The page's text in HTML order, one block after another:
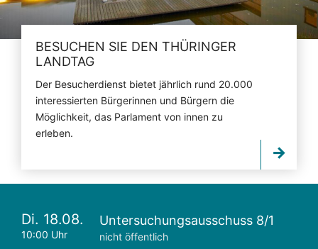
BESUCHEN SIE DEN THÜRINGER
LANDTAG
Der Besucherdienst bietet jährlich rund 20.000
interessierten Bürgerinnen und Bürgern die
Möglichkeit, das Parlament von innen zu
erleben.
Di. 18.08.
10:00 Uhr
Untersuchungsausschuss 8/1
nicht öffentlich